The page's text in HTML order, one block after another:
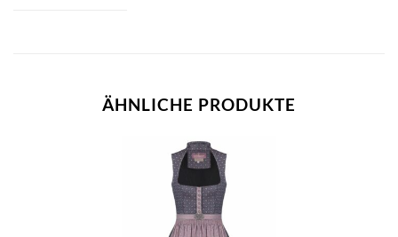
ÄHNLICHE PRODUKTE